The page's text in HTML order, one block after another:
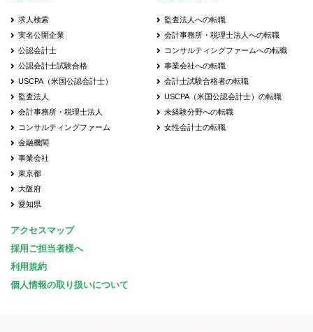
求人検索
実名公開企業
公認会計士
公認会計士試験合格
USCPA（米国公認会計士）
監査法人
会計事務所・税理士法人
コンサルティングファーム
金融機関
事業会社
東京都
大阪府
愛知県
監査法人への転職
会計事務所・税理士法人への転職
コンサルティングファームへの転職
事業会社への転職
会計士試験合格者の転職
USCPA（米国公認会計士）の転職
未経験分野への転職
女性会計士の転職
アクセスマップ
採用ご担当者様へ
利用規約
個人情報の取り扱いについて